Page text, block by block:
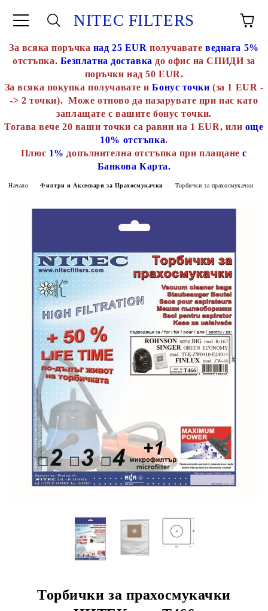
NITEC FILTERS
За всяка поръчка над 25 EUR получавате веднага 5%
отстъпка. Безплатна доставка до офис на СПИДИ за
поръчки над 50 EUR.
За всяка покупка получавате иБонус точки (за 1 EUR -
-> 2 точки). Може отново да пазарувате при нас като
заплащате с вашите бонус точки.
Тогава вече 20 ваши точки са равни на 1 EUR, или още
10% отстъпка.
Плюс 1% допълнителна отстъпка при плащанес
Банкова Карта.
Начало Филтри и Аксесоари за Прахосмукачки Торбички за прахосмукачки
Торбички за прахосмукачки